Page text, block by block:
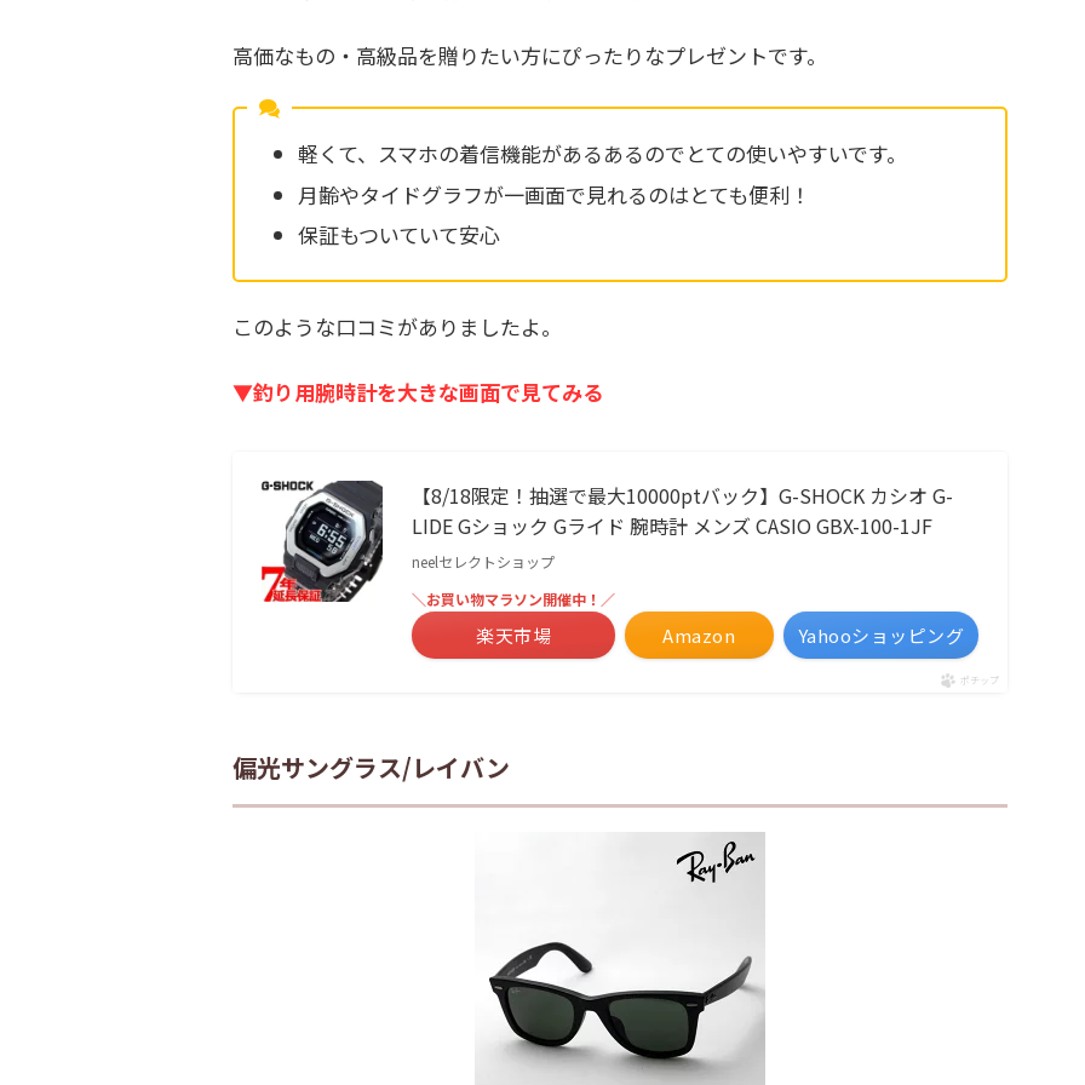
高価なもの・高級品を贈りたい方にぴったりなプレゼントです。
軽くて、スマホの着信機能があるあるのでとての使いやすいです。
月齢やタイドグラフが一画面で見れるのはとても便利！
保証もついていて安心
このような口コミがありましたよ。
▼釣り用腕時計を大きな画面で見てみる
【8/18限定！抽選で最大10000ptバック】G-SHOCK カシオ G-
LIDE Gショック Gライド 腕時計 メンズ CASIO GBX-100-1JF
neelセレクトショップ
Amazon
＼お買い物マラソン開催中！／
楽天市場 Yahooショッピング
ポチップ
偏光サングラス/レイバン